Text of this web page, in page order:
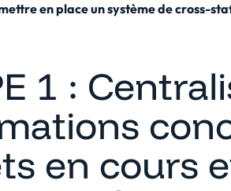
en place un système de cross-
1 :
en cours